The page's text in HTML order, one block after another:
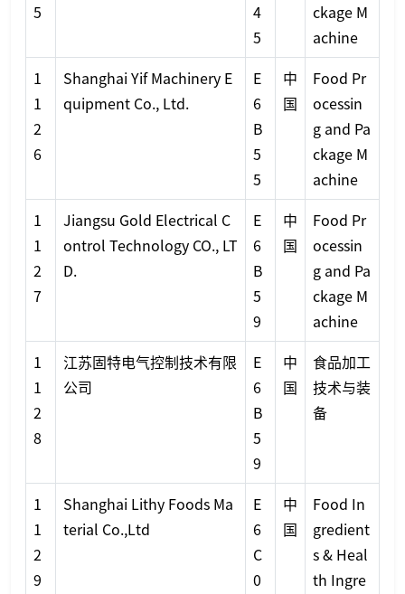
5
4
5
ckage M
achine
1
1
2
6
Shanghai Yif Machinery E
quipment Co., Ltd.
E
6
B
5
5
中
国
Food Pr
ocessin
g and Pa
ckage M
achine
1
1
2
7
Jiangsu Gold Electrical C
ontrol Technology CO., LT
D.
E
6
B
5
9
中
国
Food Pr
ocessin
g and Pa
ckage M
achine
1
1
2
8
江苏固特电气控制技术有限
公司
E
6
B
5
9
中
国
食品加工
技术与装
备
1
1
2
9
Shanghai Lithy Foods Ma
terial Co.,Ltd
E
6
C
0
中
国
Food In
gredient
s & Heal
th Ingre